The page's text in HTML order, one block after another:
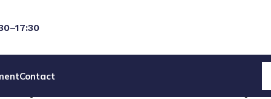
Contact
PIECES DET POMPES ELECTROMECANIQUES